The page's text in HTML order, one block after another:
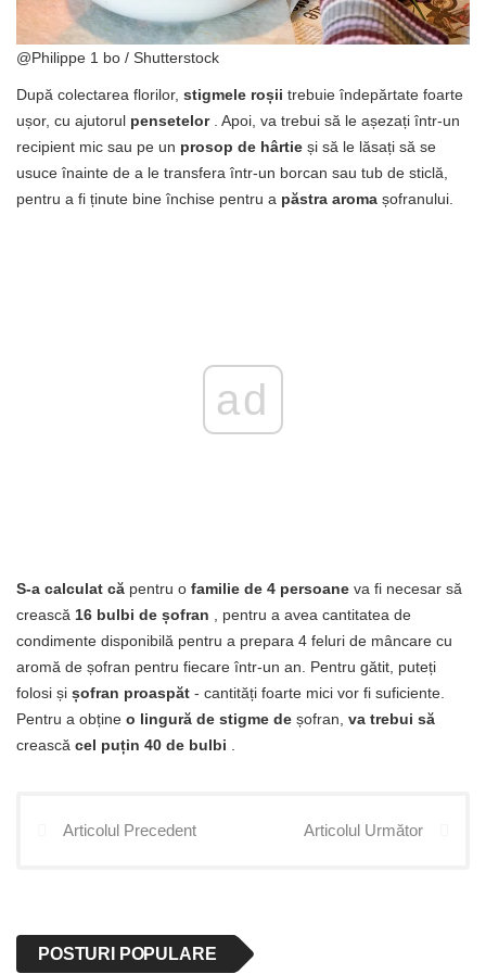
@Philippe 1 bo / Shutterstock
După colectarea florilor, stigmele roșii trebuie îndepărtate foarte
ușor, cu ajutorul pensetelor. Apoi, va trebui să le așezați într-un
recipient mic sau pe un prosop de hârtie și să le lăsați să se
usuce înainte de a le transfera într-un borcan sau tub de sticlă,
pentru a fi ținute bine închise pentru a păstra aroma șofranului.
ad
S-a calculat că pentru o familie de 4 persoane va fi necesar să
crească 16 bulbi de șofran , pentru a avea cantitatea de
condimente disponibilă pentru a prepara 4 feluri de mâncare cu
aromă de șofran pentru fiecare într-un an. Pentru gătit, puteți
folosi și șofran proaspăt - cantități foarte mici vor fi suficiente.
Pentru a obține o lingură de stigme de șofran, va trebui să
crească cel puțin 40 de bulbi .
Articolul Precedent Articolul Următor
POSTURI POPULARE